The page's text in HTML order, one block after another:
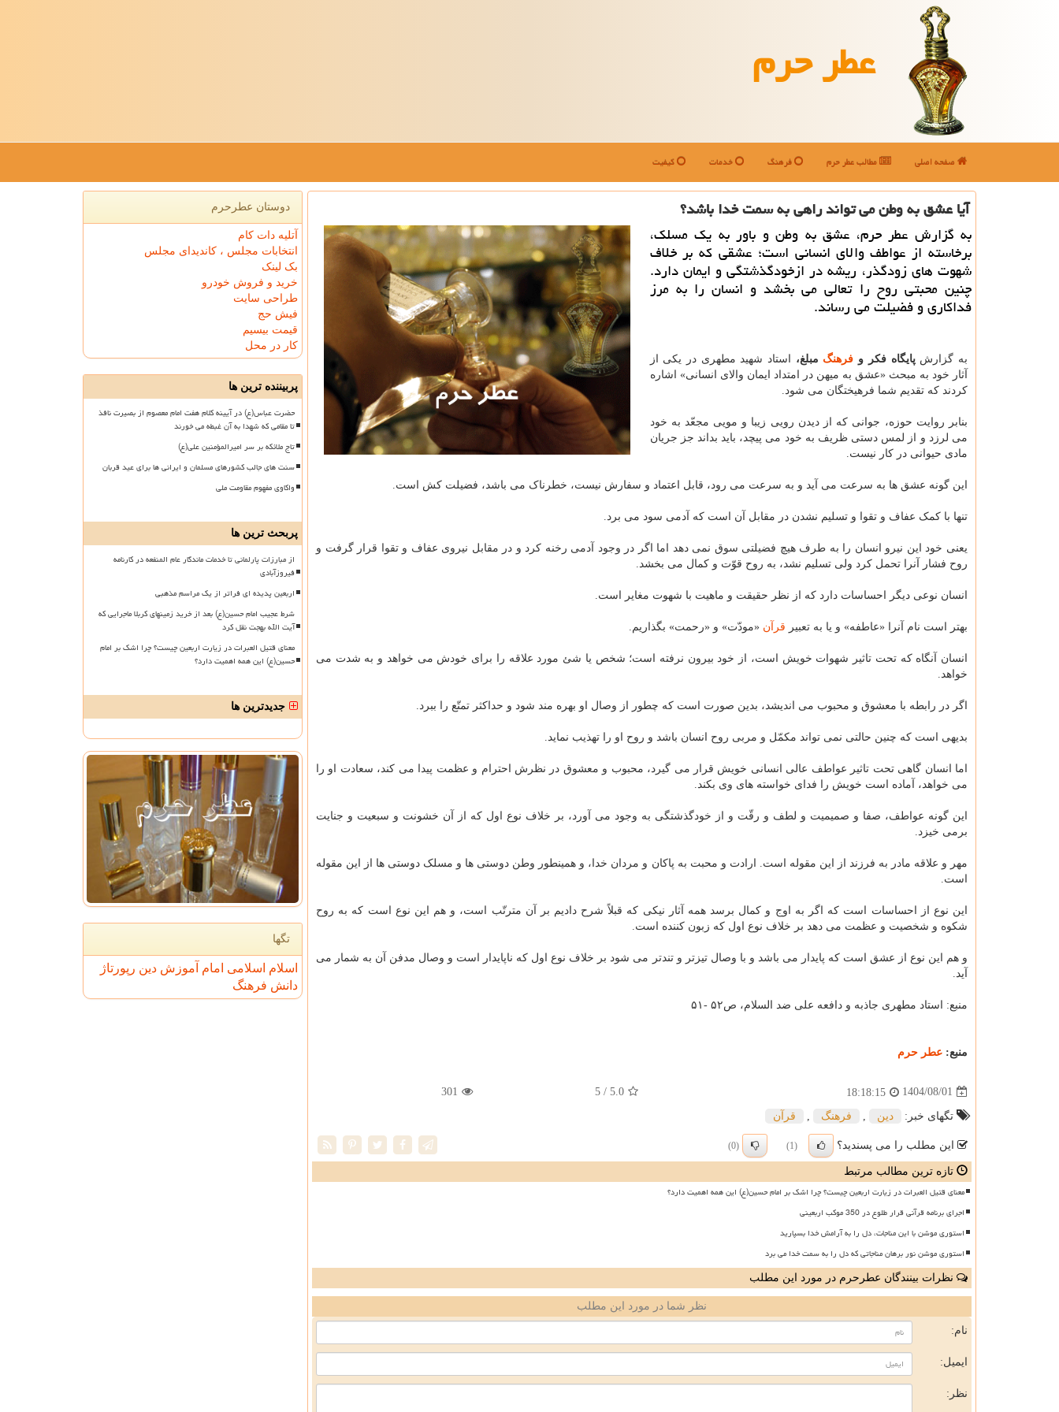
عطر حرم
صفحه اصلی مطالب عطر حرم فرهنگ خدمات کیفیت
آیا عشق به وطن می تواند راهی به سمت خدا باشد؟
به گزارش عطر حرم، عشق به وطن و باور به یک مسلک،
برخاسته از عواطف والای انسانی است؛ عشقی که بر خلاف
شهوت های زودگذر، ریشه در ازخودگذشتگی و ایمان دارد.
چنین محبتی روح را تعالی می بخشد و انسان را به مرز
فداکاری و فضیلت می رساند.
به گزارشپایگاه فکر و فرهنگ مبلغ،
استاد شهید مطهری در یکی از
آثار خود به مبحث «عشق به میهن در امتداد ایمان والای انسانی» اشاره
کردند که تقدیم شما فرهیختگان می شود.
بنابر روایت حوزه، جوانی که از دیدن رویی زیبا و مویی مجعّد به خود
می لرزد و از لمس دستی ظریف به خود می پیچد، باید بداند جز جریان
مادی حیوانی در کار نیست.
این گونه عشق ها به سرعت می آید و به سرعت می رود، قابل اعتماد و سفارش نیست، خطرناک می باشد، فضیلت کش است.
تنها با کمک عفاف و تقوا و تسلیم نشدن در مقابل آن است که آدمی سود می برد.
یعنی خود این نیرو انسان را به طرف هیچ فضیلتی سوق نمی دهد اما اگر در وجود آدمی رخنه کرد و در مقابل نیروی عفاف و تقوا قرار گرفت و
روح فشار آنرا تحمل کرد ولی تسلیم نشد، به روح قوّت و کمال می بخشد.
انسان نوعی دیگر احساسات دارد که از نظر حقیقت و ماهیت با شهوت مغایر است.
بهتر است نام آنرا «عاطفه» و یا به تعبیر قرآن «مودّت» و «رحمت» بگذاریم.
انسان آنگاه که تحت تاثیر شهوات خویش است، از خود بیرون نرفته است؛ شخص یا شئ مورد علاقه را برای خودش می خواهد و به شدت می
خواهد.
اگر در رابطه با معشوق و محبوب می اندیشد، بدین صورت است که چطور از وصال او بهره مند شود و حداکثر تمتّع را ببرد.
بدیهی است که چنین حالتی نمی تواند مکمّل و مربی روح انسان باشد و روح او را تهذیب نماید.
اما انسان گاهی تحت تاثیر عواطف عالی انسانی خویش قرار می گیرد، محبوب و معشوق در نظرش احترام و عظمت پیدا می کند، سعادت او را
می خواهد، آماده است خویش را فدای خواسته های وی بکند.
این گونه عواطف، صفا و صمیمیت و لطف و رقّت و از خودگذشتگی به وجود می آورد، بر خلاف نوع اول که از آن خشونت و سبعیت و جنایت
برمی خیزد.
مهر و علاقه مادر به فرزند از این مقوله است. ارادت و محبت به پاکان و مردان خدا، و همینطور وطن دوستی ها و مسلک دوستی ها از این مقوله
است.
این نوع از احساسات است که اگر به اوج و کمال برسد همه آثار نیکی که قبلاً شرح دادیم بر آن مترتّب است، و هم این نوع است که به روح
شکوه و شخصیت و عظمت می دهد بر خلاف نوع اول که زبون کننده است.
و هم این نوع از عشق است که پایدار می باشد و با وصال تیزتر و تندتر می شود بر خلاف نوع اول که ناپایدار است و وصال مدفن آن به شمار می
آید.
منبع: استاد مطهری جاذبه و دافعه علی ضد السلام، ص۵۲ -۵۱
منبع: عطر حرم
1404/08/01
18:18:15
5.0
/ 5
301
تگهای خبر: دین فرهنگ قرآن
این مطلب را می پسندید؟ (1)
(0)
تازه ترین مطالب مرتبط
معنای قتیل العبرات در زیارت اربعین چیست؟ چرا اشک بر امام حسین(ع) این همه اهمیت دارد؟
اجرای برنامه قرآنی قرار طلوع در 350 موکب اربعینی
استوری موشن با این مناجات، دل را به آرامش خدا بسپارید
استوری موشن نور برهان مناجاتی که دل را به سمت خدا می برد
نظرات بینندگان عطرحرم در مورد این مطلب
نظر شما در مورد این مطلب
نام:
ایمیل:
نظر:
دوستان عطرحرم
آتلیه دات کام
انتخابات مجلس ، کاندیدای مجلس
بک لینک
خرید و فروش خودرو
طراحی سایت
فیش حج
قیمت بیسیم
کار در محل
پربیننده ترین ها
حضرت عباس(ع) در آیینه کلام هفت امام معصوم از بصیرت نافذ
تا مقامی که شهدا به آن غبطه می خورند
تاج ملائکه بر سر امیرالمؤمنین علی(ع)
سنت های جالب کشورهای مسلمان و ایرانی ها برای عید قربان
واکاوی مفهوم مقاومت ملی
پربحث ترین ها
از مبارزات پارلمانی تا خدمات ماندگار عام المنفعه در کارنامه
فیروزآبادی
اربعین پدیده ای فراتر از یک مراسم مذهبی
شرط عجیب امام حسین(ع) بعد از خرید زمینهای کربلا ماجرایی که
آیت الله بهجت نقل کرد
معنای قتیل العبرات در زیارت اربعین چیست؟ چرا اشک بر امام
حسین(ع) این همه اهمیت دارد؟
جدیدترین ها
تگها
اسلام اسلامی امام آموزش دین رپورتاژ
دانش فرهنگ